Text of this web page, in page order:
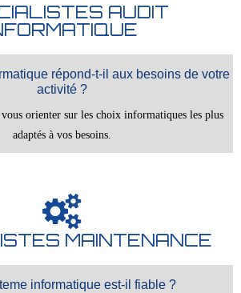
AUDIT
répond-t-il aux besoins de votre
activité ?
orienter sur les choix informatiques les plus
adaptés à vos besoins.
MAINTENANCE
informatique est-il fiable ?